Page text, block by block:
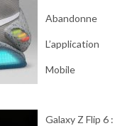
Abandonne
L’application
Mobile
Galaxy Z Flip 6 :